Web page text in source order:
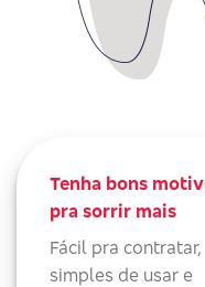
Tenha bons
pra sorrir mais
Fácil pra contratar,
simples de usar e